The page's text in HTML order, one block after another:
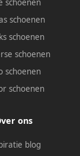
schoenen
schoenen
schoenen
schoenen
schoenen
schoenen
ons
blog